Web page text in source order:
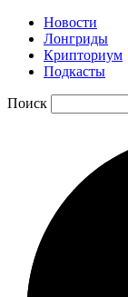
Новости
Лонгриды
Крипториум
Подкасты
Поиск